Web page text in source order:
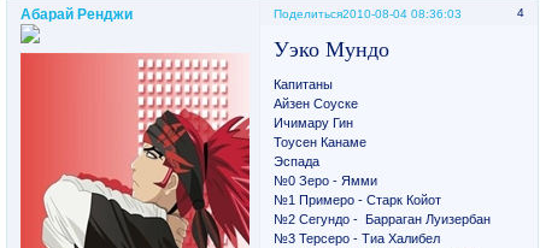
Поделиться 4
2010-08-04 08:36:03
Абарай Ренджи
Уэко Мундо
Капитаны
Айзен Соуске
Ичимару Гин
Тоусен Канаме
Эспада
№0 Зеро - Ямми
№1 Примеро - Старк Койот
№2 Сегундо - Барраган Луизербан
№3 Терсеро - Тиа Халибел